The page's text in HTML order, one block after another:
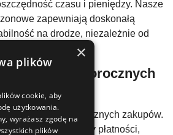
czasu i pieniędzy. Nasze
zapewniają doskonałą
na drodze, niezależnie od
pogodowych.
opon całorocznych
165 R14
pewność bezpiecznych zakupów.
i bezpieczne formy płatności,
×
plików
cookie, aby
użytkowania.
wyrażasz zgodę na
plików